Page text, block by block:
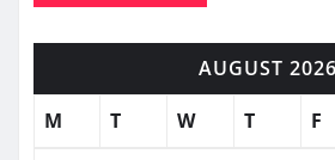
AUGUST 2026
M
T W T F